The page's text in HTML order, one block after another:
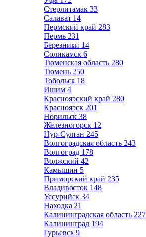
Стерлитамак 33
Салават 14
Пермский край 283
Пермь 231
Березники 14
Соликамск 6
Тюменская область 280
Тюмень 250
Тобольск 18
Ишим 4
Красноярский край 280
Красноярск 201
Норильск 38
Железногорск 12
Нур-Султан 245
Волгоградская область 243
Волгоград 178
Волжский 42
Камышин 5
Приморский край 235
Владивосток 148
Уссурийск 34
Находка 21
Калининградская область 227
Калининград 194
Гурьевск 9